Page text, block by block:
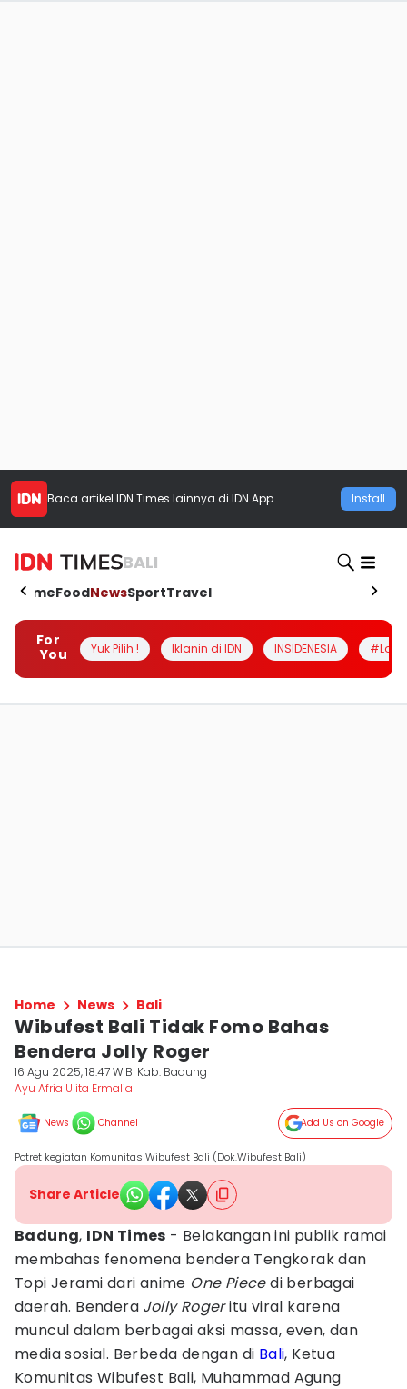
Baca artikel IDN Times lainnya di IDN App Install
BALI
HomeFoodNewsSportTravel
For
You
Yuk Pilih ! Iklanin di IDN INSIDENESIA
Home News Bali
Wibufest Bali Tidak Fomo Bahas
Bendera Jolly Roger
16 Agu 2025, 18:47 WIB Kab. Badung
Ayu Afria Ulita Ermalia
News Channel Add Us on Google
Potret kegiatan Komunitas Wibufest Bali (Dok.Wibufest Bali)
Share Article
Badung, IDN Times - Belakangan ini publik ramai
membahas fenomena bendera Tengkorak dan
Topi Jerami dari anime One Piecedi berbagai
daerah. Bendera Jolly Rogeritu viral karena
muncul dalam berbagai aksi massa, even, dan
media sosial. Berbeda dengan di Bali, Ketua
Komunitas Wibufest Bali, Muhammad Agung